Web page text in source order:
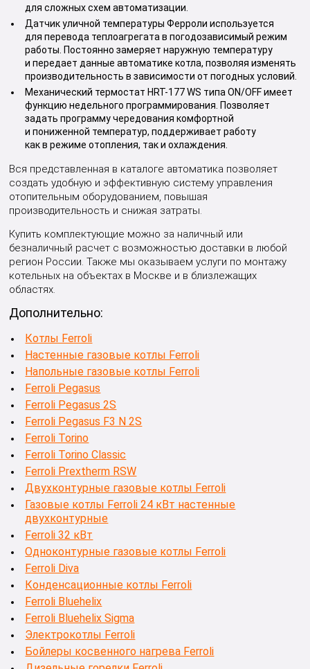
для сложных схем автоматизации.
Датчик уличной температуры Ферроли используется
для перевода теплоагрегата в погодозависимый режим
работы. Постоянно замеряет наружную температуру
и передает данные автоматике котла, позволяя изменять
производительность в зависимости от погодных условий.
Механический термостат HRT-177 WS типа ON/OFF имеет
функцию недельного программирования. Позволяет
задать программу чередования комфортной
и пониженной температур, поддерживает работу
как в режиме отопления, так и охлаждения.
Вся представленная в каталоге автоматика позволяет
создать удобную и эффективную систему управления
отопительным оборудованием, повышая
производительность и снижая затраты.
Купить комплектующие можно за наличный или
безналичный расчет с возможностью доставки в любой
регион России. Также мы оказываем услуги по монтажу
котельных на объектах в Москве и в близлежащих
областях.
Дополнительно:
Котлы Ferroli
Настенные газовые котлы Ferroli
Напольные газовые котлы Ferroli
Ferroli Pegasus
Ferroli Pegasus 2S
Ferroli Pegasus F3 N 2S
Ferroli Torino
Ferroli Torino Classic
Ferroli Prextherm RSW
Двухконтурные газовые котлы Ferroli
Газовые котлы Ferroli 24 кВт настенные
двухконтурные
Ferroli 32 кВт
Одноконтурные газовые котлы Ferroli
Ferroli Diva
Конденсационные котлы Ferroli
Ferroli Bluehelix
Ferroli Bluehelix Sigma
Электрокотлы Ferroli
Бойлеры косвенного нагрева Ferroli